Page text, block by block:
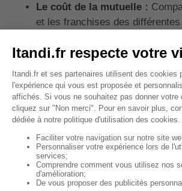
Le coût de la mutuelle :
et les franchises des
abordable pour vous à long
Les garanties offertes :
mutuelle couvre les problèmes
courants chez les loulous de
Vérifiez également si elle offre
Les conditions de la mutuelle
attentivement les conditions de
Vérifiez les exclusions, les